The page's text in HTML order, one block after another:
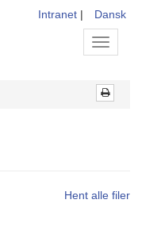
Toggle
Intranet | Dansk
Hent alle filer